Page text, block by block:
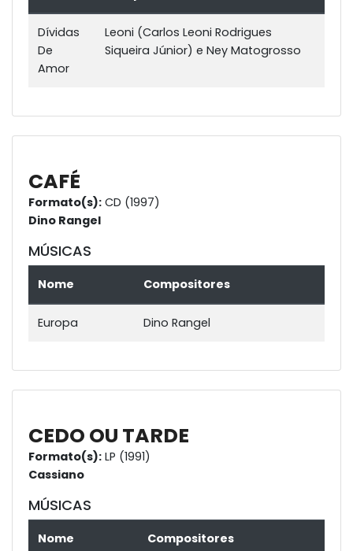
Dívidas
De
Amor
Leoni (Carlos Leoni Rodrigues
Siqueira Júnior) e Ney Matogrosso
CAFÉ
Formato(s): CD (1997)
Dino Rangel
MÚSICAS
Nome Compositores
Europa Dino Rangel
CEDO OU TARDE
Formato(s): LP (1991)
Cassiano
MÚSICAS
Nome Compositores